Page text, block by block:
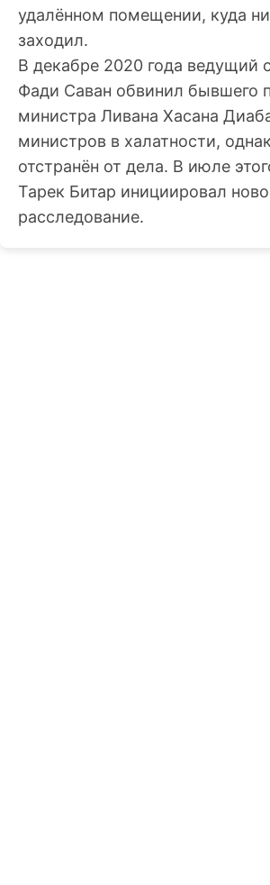
удалённом помещении, куда
заходил.
В декабре 2020 года ведущий
Фади Саван обвинил бывшего
министра Ливана Хасана
министров в халатности,
отстранён от дела. В июле
Тарек Битар инициировал
расследование.